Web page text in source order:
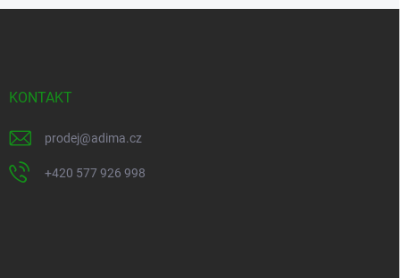
KONTAKT
prodej@adima.cz
+420 577 926 998